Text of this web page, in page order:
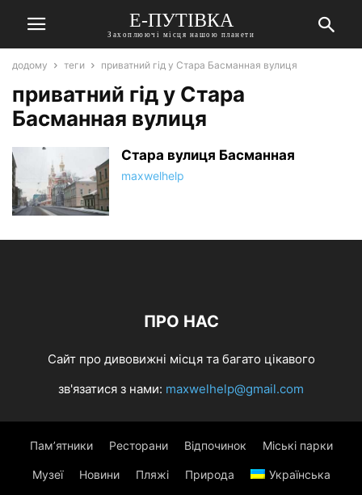
Е-ПУТІВКА
Захоплюючі місця нашою планети
додому теги приватний гід у Стара Басманная вулиця
приватний гід у Стара
Басманная вулиця
Стара вулиця Басманная
maxwelhelp
ПРО НАС
Сайт про дивовижні місця та багато цікавого
зв'язатися з нами: maxwelhelp@gmail.com
Пам’ятники Ресторани Відпочинок Міські парки
Музеї Новини Пляжі Природа Українська